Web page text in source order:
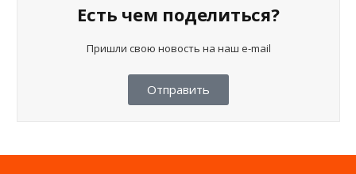
Есть чем поделиться?
Пришли свою новость на наш e-mail
Отправить